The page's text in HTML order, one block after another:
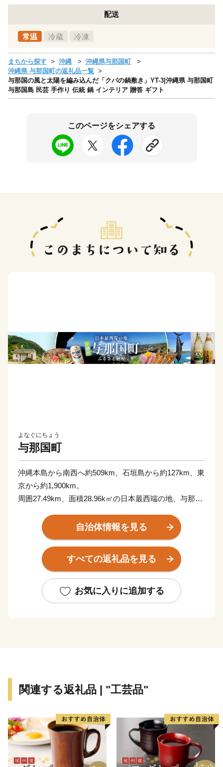
配送
常温 冷蔵 冷凍
まちから探す 沖縄
沖縄県与那国町
沖縄県 与那国町の返礼品一覧
与那国の風と太陽を編み込んだ「クバの鍋敷き」YT-3|沖縄県 与那国町
与那国島 民芸 手作り 伝統 鍋 インテリア 贈答 ギフト
このページをシェアする
よなぐにちょう
与那国町
沖縄本島から南西へ約509km、石垣島から約127km、東
京から約1,900km。
周囲27.49km、面積28.96k㎡の日本最西端の地、与那国
隣接する台湾とは、約111kmの距離にあり、年に数回、
台湾の山並みが見えることもあります。
荒々しい波が打ち付ける断崖絶壁の景観は力強さがあ
り、自然・文化・歴史すべてが八重山のどの島にもない
自治体情報を見る
すべての返礼品を見る
お気に入りに追加する
関連する返礼品 | "工芸品"